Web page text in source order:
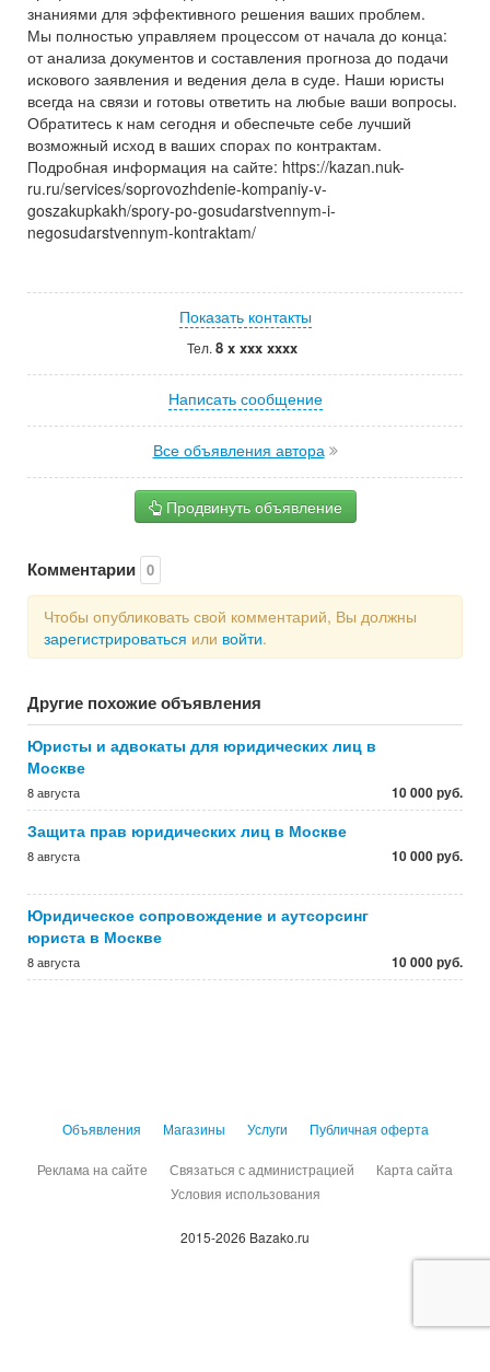
знаниями для эффективного решения ваших проблем.
Мы полностью управляем процессом от начала до конца:
от анализа документов и составления прогноза до подачи
искового заявления и ведения дела в суде. Наши юристы
всегда на связи и готовы ответить на любые ваши вопросы.
Обратитесь к нам сегодня и обеспечьте себе лучший
возможный исход в ваших спорах по контрактам.
Подробная информация на сайте: https://kazan.nuk-
ru.ru/services/soprovozhdenie-kompaniy-v-
goszakupkakh/spory-po-gosudarstvennym-i-
negosudarstvennym-kontraktam/
Показать контакты
Тел. 8 x xxx xxxx
Написать сообщение
Все объявления автора
Продвинуть объявление
Комментарии 0
Чтобы опубликовать свой комментарий, Вы должны
зарегистрироваться или войти.
Другие похожие объявления
Юристы и адвокаты для юридических лиц в
Москве
8 августа 10 000 руб.
Защита прав юридических лиц в Москве
8 августа 10 000 руб.
Юридическое сопровождение и аутсорсинг
юриста в Москве
8 августа 10 000 руб.
Объявления Магазины Услуги Публичная оферта
Реклама на сайте Связаться с администрацией
Карта сайта
Условия использования
2015-2026 Bazako.ru